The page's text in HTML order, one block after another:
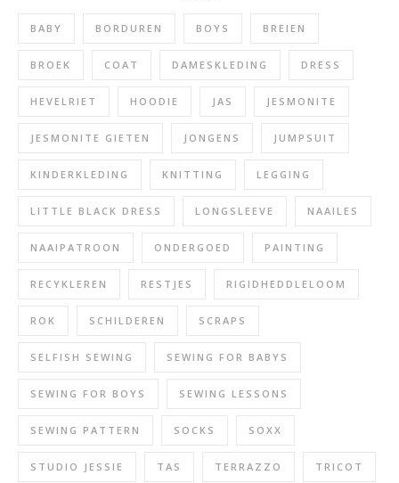
BABY BORDUREN BOYS BREIEN
BROEK COAT DAMESKLEDING DRESS
HEVELRIET HOODIE JAS JESMONITE
JESMONITE GIETEN JONGENS JUMPSUIT
KINDERKLEDING KNITTING LEGGING
LITTLE BLACK DRESS LONGSLEEVE NAAILES
NAAIPATROON ONDERGOED PAINTING
RECYKLEREN RESTJES RIGIDHEDDLELOOM
ROK SCHILDEREN SCRAPS
SELFISH SEWING SEWING FOR BABYS
SEWING FOR BOYS SEWING LESSONS
SEWING PATTERN SOCKS SOXX
STUDIO JESSIE TAS TERRAZZO TRICOT